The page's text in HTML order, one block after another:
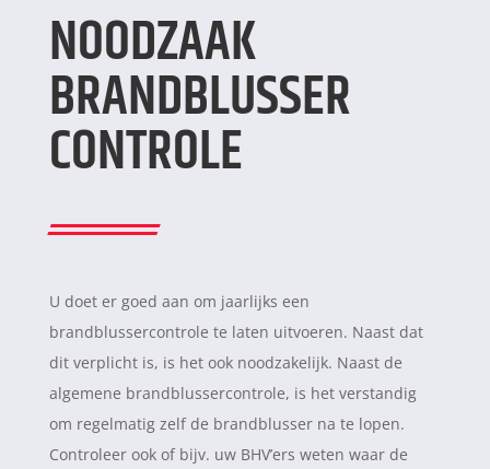
NOODZAAK
BRANDBLUSSER
CONTROLE
U doet er goed aan om jaarlijks een
brandblussercontrole te laten uitvoeren. Naast dat
dit verplicht is, is het ook noodzakelijk. Naast de
algemene brandblussercontrole, is het verstandig
om regelmatig zelf de brandblusser na te lopen.
Controleer ook of bijv. uw BHV’ers weten waar de